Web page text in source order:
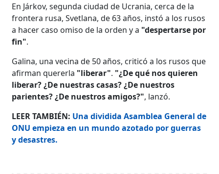
En Járkov, segunda ciudad de Ucrania, cerca de la
frontera rusa, Svetlana, de 63 años, instó a los rusos
a hacer caso omiso de la orden y a "despertarse por
fin".
Galina, una vecina de 50 años, criticó a los rusos que
afirman quererla "liberar". "¿De qué nos quieren
liberar? ¿De nuestras casas? ¿De nuestros
parientes? ¿De nuestros amigos?", lanzó.
LEER TAMBIÉN: Una dividida Asamblea General de
ONU empieza en un mundo azotado por guerras
y desastres.